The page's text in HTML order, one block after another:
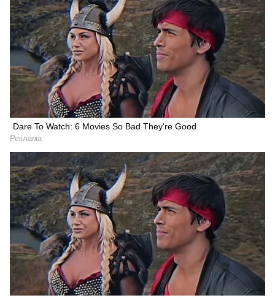
Dare To Watch: 6 Movies So Bad They're Good
Реклама